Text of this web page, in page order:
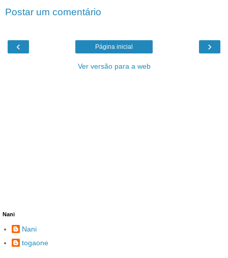
Postar um comentário
‹ ›
Página inicial
Ver versão para a web
Nani
Nani
togaone